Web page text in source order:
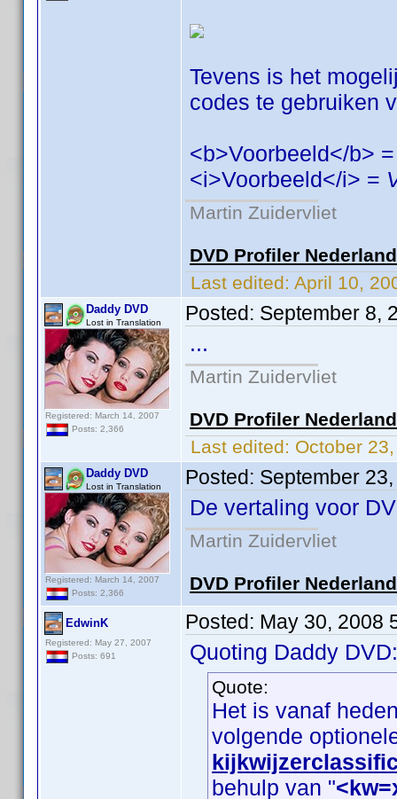
Tevens is het
codes te gebruiken
<b>Voorbeeld</b>
<i>Voorbeeld</i> =
Martin Zuidervliet
DVD Profiler
Last edited: April 10,
Daddy DVD
Lost in Translation
Registered: March 14, 2007
Posts: 2,366
Posted: September 8,
...
Martin Zuidervliet
DVD Profiler
Last edited: October
Daddy DVD
Lost in Translation
Registered: March 14, 2007
Posts: 2,366
Posted: September
De vertaling voor
Martin Zuidervliet
DVD Profiler
EdwinK
Registered: May 27, 2007
Posts: 691
Posted: May 30, 2008
Quoting Daddy DVD:
Quote:
Het is vanaf
volgende
behulp van "